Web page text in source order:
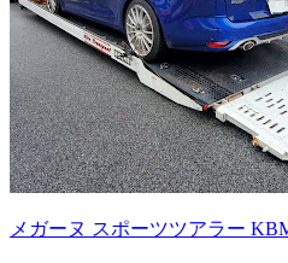
メガーヌ スポーツツアラー